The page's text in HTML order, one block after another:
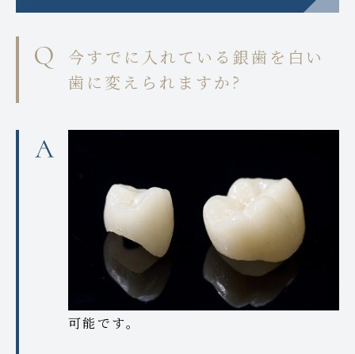
今すでに入れている銀歯を白い
歯に変えられますか?
可能です。